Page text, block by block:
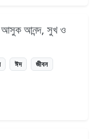
আসুক আনন্দ, সুখ ও
ঈদ
জীবন